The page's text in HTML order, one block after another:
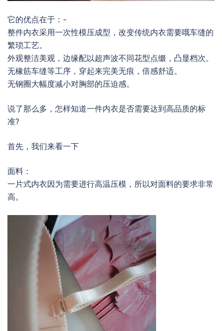
它的优点在于：-
整件内衣采用一次性模压成型，改变传统内衣需要哦车缝的
繁琐工艺。
外观整洁美观，边缘配以超声波不同花型点缀，凸显档次。
无橡筋车缝等工序，穿起来完美无痕，倍感舒适。
无钢圈大幅度减小对胸部的压迫感。
说了那么多，怎样知道一件内衣是否需要达到高品质的标
准?
首先，我们来看一下
面料：
一片式内衣因为需要进行高温压模，所以对面料的要求非常
高。